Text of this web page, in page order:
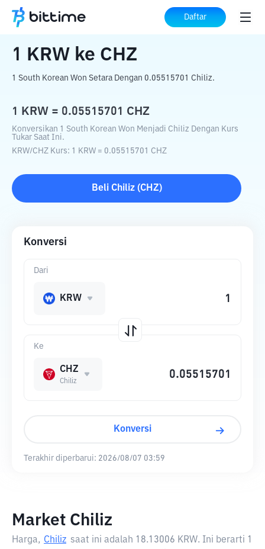
Daftar
Beranda Konverter Kripto ke CHZ
1 KRW ke CHZ
1 South Korean Won Setara Dengan 0.05515701 Chiliz.
1 KRW = 0.05515701 CHZ
Konversikan 1 South Korean Won Menjadi Chiliz Dengan Kurs
Tukar Saat Ini.
KRW/CHZ Kurs: 1 KRW = 0.05515701 CHZ
Beli Chiliz(CHZ)
Konversi
Ke
CHZ
Chiliz
Dari
KRW
Konversi
Terakhir diperbarui: 2026/08/07 03:59
Market Chiliz
Harga, Chiliz saat ini adalah 18.13006 KRW. Ini berarti 1